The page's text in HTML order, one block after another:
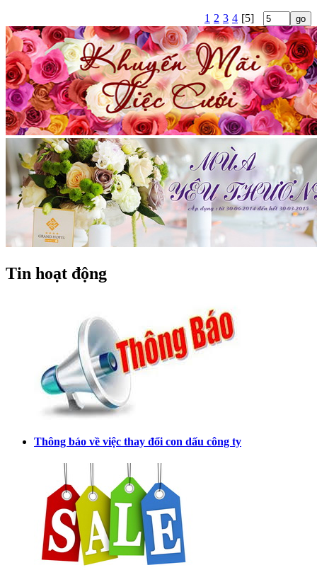
1 2 3 4 [5]
Tin hoạt động
Thông báo về việc thay đổi con dấu công ty